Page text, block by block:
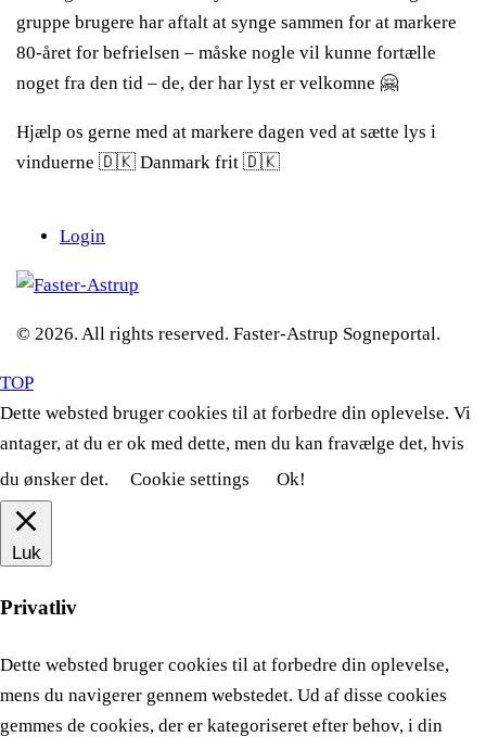
gruppe brugere har aftalt at synge sammen for at markere
80-året for befrielsen – måske nogle vil kunne fortælle
noget fra den tid – de, der har lyst er velkomne 🤗
Hjælp os gerne med at markere dagen ved at sætte lys i
vinduerne 🇩🇰 Danmark frit 🇩🇰
Login
© 2026. All rights reserved. Faster-Astrup Sogneportal.
TOP
Dette websted bruger cookies til at forbedre din oplevelse. Vi
antager, at du er ok med dette, men du kan fravælge det, hvis
du ønsker det.
Cookie settings Ok!
Luk
Privatliv
Dette websted bruger cookies til at forbedre din oplevelse,
mens du navigerer gennem webstedet. Ud af disse cookies
gemmes de cookies, der er kategoriseret efter behov, i din